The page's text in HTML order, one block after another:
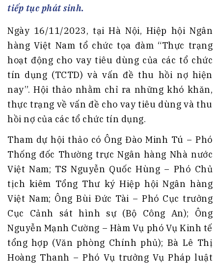
tiếp tục phát sinh.
Ngày 16/11/2023, tại Hà Nội, Hiệp hội Ngân
hàng Việt Nam tổ chức tọa đàm “Thực trạng
hoạt động cho vay tiêu dùng của các tổ chức
tín dụng (TCTD) và vấn đề thu hồi nợ hiện
nay”. Hội thảo nhằm chỉ ra những khó khăn,
thực trạng về vấn đề cho vay tiêu dùng và thu
hồi nợ của các tổ chức tín dụng.
Tham dự hội thảo có Ông Đào Minh Tú – Phó
Thống đốc Thường trực Ngân hàng Nhà nước
Việt Nam; TS Nguyễn Quốc Hùng – Phó Chủ
tịch kiêm Tổng Thư ký Hiệp hội Ngân hàng
Việt Nam; Ông Bùi Đức Tài – Phó Cục trưởng
Cục Cảnh sát hình sự (Bộ Công An); Ông
Nguyễn Mạnh Cường – Hàm Vụ phó Vụ Kinh tế
tổng hợp (Văn phòng Chính phủ); Bà Lê Thị
Hoàng Thanh – Phó Vụ trưởng Vụ Pháp luật